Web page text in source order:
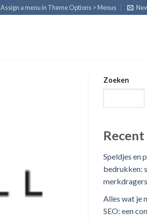
Assign a menu in Theme Options > Menus
Zoeken
Speldjes en
bedrukken:
Alles wat je
SEO: een